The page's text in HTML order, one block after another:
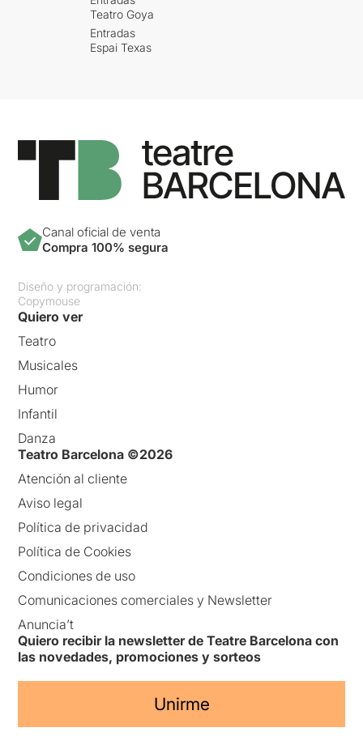
Teatro Goya
Entradas
Espai Texas
Canal oficial de venta
Compra 100% segura
Diseño y programación:
Copymouse
Quiero ver
Teatro
Musicales
Humor
Infantil
Danza
Teatro Barcelona ©2026
Atención al cliente
Aviso legal
Política de privacidad
Política de Cookies
Condiciones de uso
Comunicaciones comerciales y Newsletter
Anuncia’t
Quiero recibir la newsletter de Teatre Barcelona con
las novedades, promociones y sorteos
Unirme